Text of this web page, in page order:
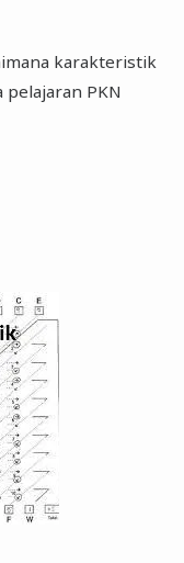
karakteristik
pelajaran PKN